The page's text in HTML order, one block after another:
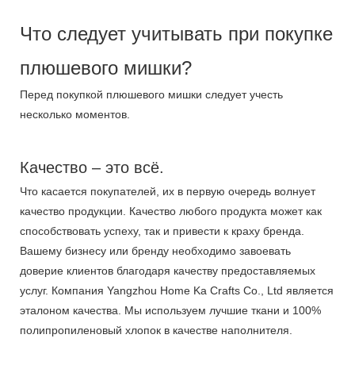
Что следует учитывать при покупке
плюшевого мишки?
Перед покупкой плюшевого мишки следует учесть
несколько моментов.
Качество – это всё.
Что касается покупателей, их в первую очередь волнует
качество продукции. Качество любого продукта может как
способствовать успеху, так и привести к краху бренда.
Вашему бизнесу или бренду необходимо завоевать
доверие клиентов благодаря качеству предоставляемых
услуг. Компания Yangzhou Home Ka Crafts Co., Ltd является
эталоном качества. Мы используем лучшие ткани и 100%
полипропиленовый хлопок в качестве наполнителя.